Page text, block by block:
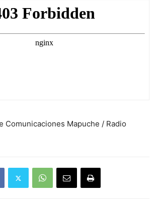
Comunicaciones Mapuche / Radio